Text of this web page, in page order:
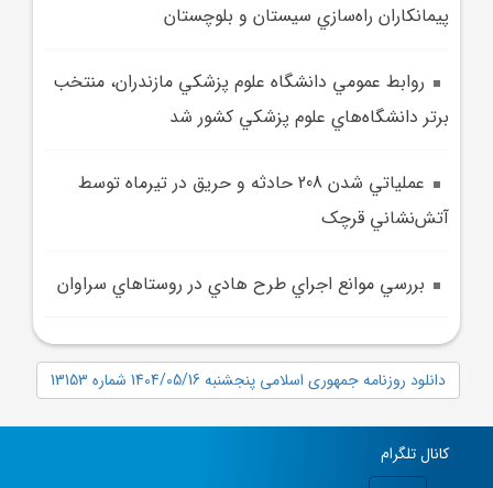
پيمانکاران راه‌سازي سيستان و بلوچستان
روابط عمومي دانشگاه علوم پزشکي مازندران، منتخب
برتر دانشگاه‌هاي علوم پزشکي کشور شد
عملياتي شدن 208 حادثه و حريق در تيرماه توسط
آتش‌نشاني قرچک
بررسي موانع اجراي طرح هادي در روستاهاي سراوان
دانلود روزنامه جمهوری اسلامی پنجشنبه 1404/05/16 شماره 13153
کانال تلگرام